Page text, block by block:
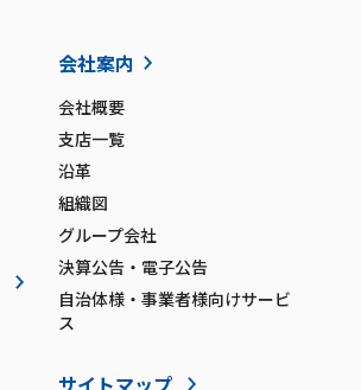
会社案内
会社概要
支店一覧
沿革
組織図
グループ会社
決算公告・電子公告
自治体様・事業者様向けサービ
ス
サイトマップ